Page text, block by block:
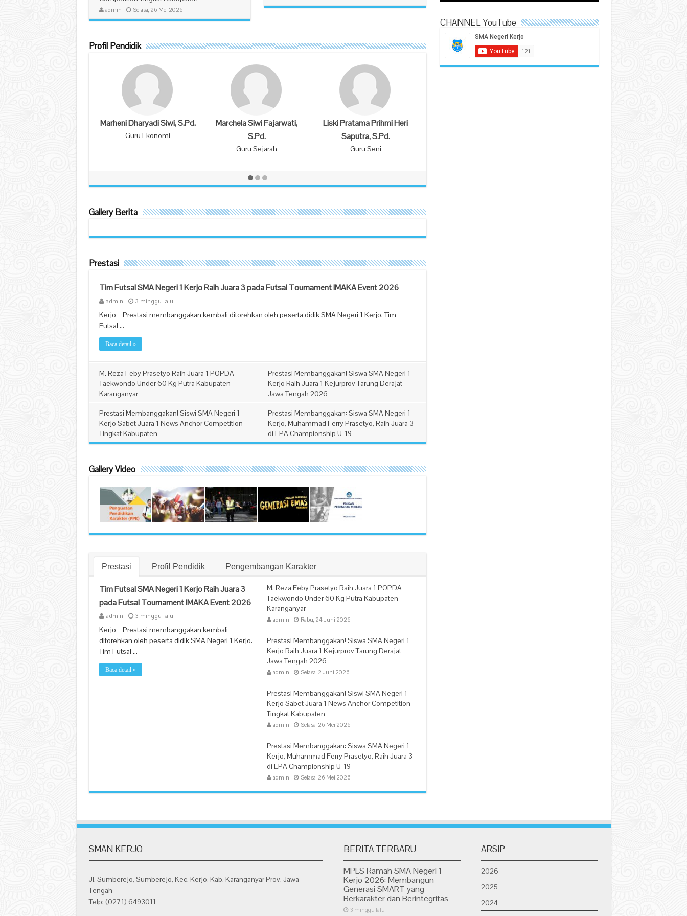
admin Selasa, 26 Mei 2026
Profil Pendidik
Lazizah Nuraini, S.Pd.
Guru BK
Khaulah Farida, S.Pd.
Guru Geografi
Kelik Dwi Harjanto, S.Pd.
Guru Pendidikan Jasmani dan
Olah Raga
Gallery Berita
Prestasi
Tim Futsal SMA Negeri 1 Kerjo Raih Juara 3 pada Futsal Tournament IMAKA Event 2026
admin 3 minggu lalu
Kerjo – Prestasi membanggakan kembali ditorehkan oleh peserta didik SMA Negeri 1 Kerjo. Tim
Futsal …
Baca detail »
M. Reza Feby Prasetyo Raih Juara 1 POPDA
Taekwondo Under 60 Kg Putra Kabupaten
Karanganyar
Prestasi Membanggakan! Siswa SMA Negeri 1
Kerjo Raih Juara 1 Kejurprov Tarung Derajat
Jawa Tengah 2026
Prestasi Membanggakan! Siswi SMA Negeri 1
Kerjo Sabet Juara 1 News Anchor Competition
Tingkat Kabupaten
admin Selasa, 26 Mei 2026
Prestasi Membanggakan: Siswa SMA Negeri 1
Kerjo, Muhammad Ferry Prasetyo, Raih Juara 3
di EPA Championship U-19
admin Selasa, 26 Mei 2026
Gallery Video
Prestasi Profil Pendidik Pengembangan Karakter
Tim Futsal SMA Negeri 1 Kerjo Raih Juara 3
pada Futsal Tournament IMAKA Event 2026
admin 3 minggu lalu
Kerjo – Prestasi membanggakan kembali
ditorehkan oleh peserta didik SMA Negeri 1 Kerjo.
Tim Futsal …
Baca detail »
M. Reza Feby Prasetyo Raih Juara 1 POPDA
Taekwondo Under 60 Kg Putra Kabupaten
Karanganyar
admin Rabu, 24 Juni 2026
Prestasi Membanggakan! Siswa SMA Negeri 1
Kerjo Raih Juara 1 Kejurprov Tarung Derajat
Jawa Tengah 2026
admin Selasa, 2 Juni 2026
Prestasi Membanggakan! Siswi SMA Negeri 1
Kerjo Sabet Juara 1 News Anchor Competition
Tingkat Kabupaten
admin Selasa, 26 Mei 2026
Prestasi Membanggakan: Siswa SMA Negeri 1
Kerjo, Muhammad Ferry Prasetyo, Raih Juara 3
di EPA Championship U-19
admin Selasa, 26 Mei 2026
CHANNEL YouTube
SMAN KERJO
Jl. Sumberejo, Sumberejo, Kec. Kerjo, Kab. Karanganyar Prov. Jawa
Tengah
Telp: (0271) 6493011
BERITA TERBARU
MPLS Ramah SMA Negeri 1
Kerjo 2026: Membangun
Generasi SMART yang
Berkarakter dan Berintegritas
3 minggu lalu
ARSIP
2026
2025
2024